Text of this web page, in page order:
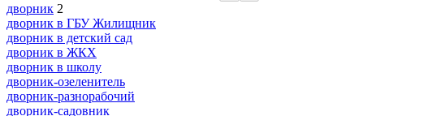
дворник 2
дворник в ГБУ Жилищник
дворник в детский сад
дворник в ЖКХ
дворник в школу
дворник-озеленитель
дворник-разнорабочий
дворник-садовник